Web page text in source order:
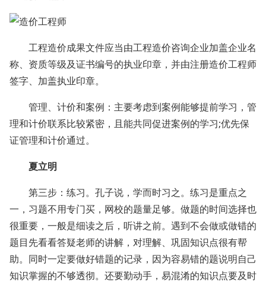
工程造价成果文件应当由工程造价咨询企业加盖企业名
称、资质等级及证书编号的执业印章，并由注册造价工程师
签字、加盖执业印章。
管理、计价和案例：主要考虑到案例能够提前学习，管
理和计价联系比较紧密，且能共同促进案例的学习;优先保
证管理和计价通过。
夏立明
第三步：练习。孔子说，学而时习之。练习是重点之
一，习题不用专门买，网校的题量足够。做题的时间选择也
很重要，一般是细读之后，听讲之前。遇到不会做或做错的
题目先看看答疑老师的讲解，对理解、巩固知识点很有帮
助。同时一定要做好错题的记录，因为容易错的题说明自己
知识掌握的不够透彻。还要勤动手，易混淆的知识点要及时